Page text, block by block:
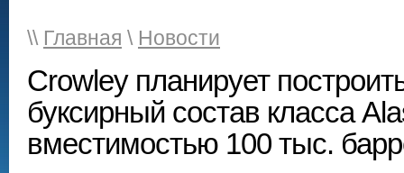
\\ Главная \ Новости
Crowley планирует
буксирный состав класса
вместимостью 100 тыс.